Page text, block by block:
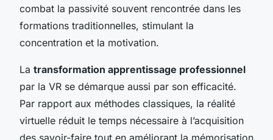
combat la passivité souvent rencontrée dans les
formations traditionnelles, stimulant la
concentration et la motivation.
La transformation apprentissage professionnel
par la VR se démarque aussi par son efficacité.
Par rapport aux méthodes classiques, la réalité
virtuelle réduit le temps nécessaire à l’acquisition
des savoir-faire tout en améliorant la mémorisation